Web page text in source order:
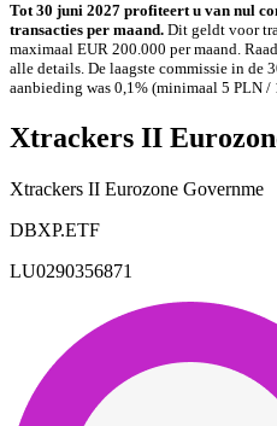
Tot 30 juni 2027 profiteert u van nul
transacties per maand. Dit geldt voor
maximaal EUR 200.000 per maand.
alle details. De laagste commissie in de
aanbieding was 0,1% (minimaal 5 PLN /
Xtrackers II
Xtrackers II Eurozone Governme
DBXP.ETF
LU0290356871